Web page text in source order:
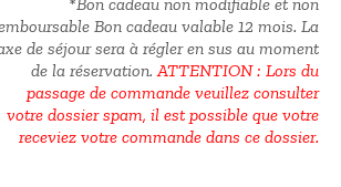
Bon cadeau valable 12 mois. La
de séjour sera à régler en sus au moment
de la réservation.ATTENTION : Lors du
passage de commande veuillez consulter
votre dossier spam, il est possible que votre
receviez votre commande dans ce dossier.